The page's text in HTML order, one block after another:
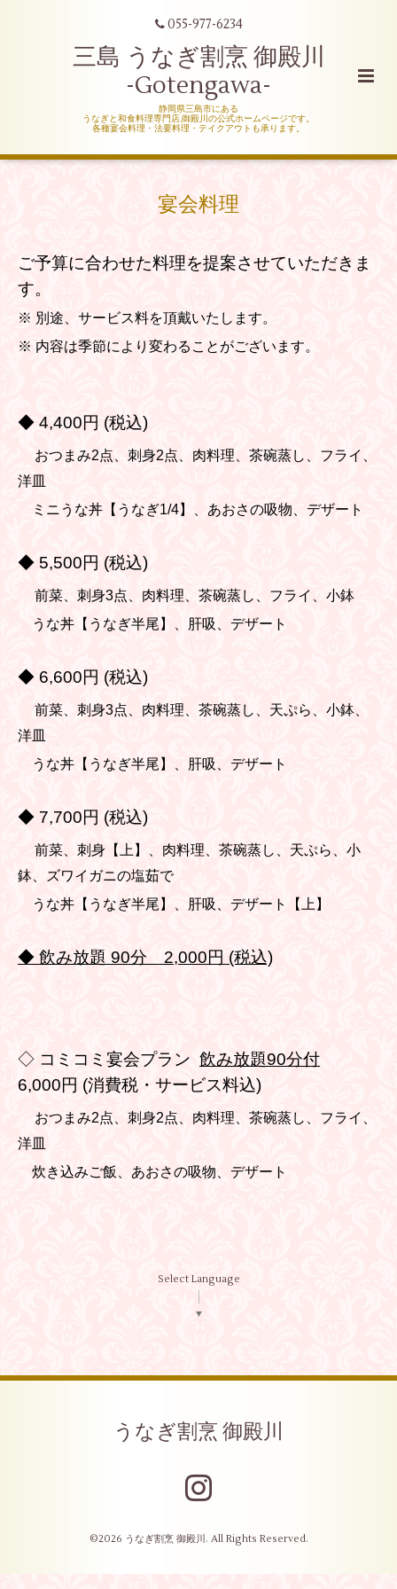
055-977-6234
三島 うなぎ割烹 御殿川
-Gotengawa-
静岡県三島市にある
うなぎと和食料理専門店,御殿川の公式ホームページです。
各種宴会料理・法要料理・テイクアウトも承ります。
宴会料理
ご予算に合わせた料理を提案させていただきま
す。
※ 別途、サービス料を頂戴いたします。
※ 内容は季節により変わることがございます。
◆ 4,400円 (税込)
おつまみ2点、刺身2点、肉料理、茶碗蒸し、フライ、
洋皿
ミニうな丼【うなぎ1/4】、あおさの吸物、デザート
◆ 5,500円 (税込)
前菜、刺身3点、肉料理、茶碗蒸し、フライ、小鉢
うな丼【うなぎ半尾】、肝吸、デザート
◆ 6,600円 (税込)
前菜、刺身3点、肉料理、茶碗蒸し、天ぷら、小鉢、
洋皿
うな丼【うなぎ半尾】、肝吸、デザート
◆ 7,700円 (税込)
前菜、刺身【上】、肉料理、茶碗蒸し、天ぷら、小
鉢、ズワイガニの塩茹で
うな丼【うなぎ半尾】、肝吸、デザート【上】
◆ 飲み放題 90分 2,000円 (税込)
◇ コミコミ宴会プラン 飲み放題90分付
6,000円 (消費税・サービス料込)
おつまみ2点、刺身2点、肉料理、茶碗蒸し、フライ、
洋皿
炊き込みご飯、あおさの吸物、デザート
Select Language
▼
うなぎ割烹 御殿川
©2026 うなぎ割烹 御殿川 . All Rights Reserved.